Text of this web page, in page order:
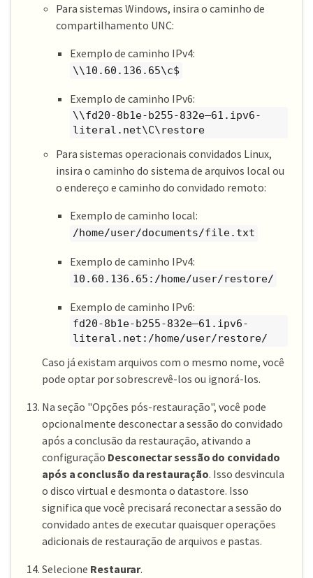
Para sistemas Windows, insira o caminho de
compartilhamento UNC:
Exemplo de caminho IPv4:
\\10.60.136.65\c$
Exemplo de caminho IPv6:
\\fd20-8b1e-b255-832e—​61.ipv6-
literal.net\C\restore
Para sistemas operacionais convidados Linux,
insira o caminho do sistema de arquivos local ou
o endereço e caminho do convidado remoto:
Exemplo de caminho local:
/home/user/documents/file.txt
Exemplo de caminho IPv4:
10.60.136.65:/home/user/restore/
Exemplo de caminho IPv6:
fd20-8b1e-b255-832e—​61.ipv6-
literal.net:/home/user/restore/
Caso já existam arquivos com o mesmo nome, você
pode optar por sobrescrevê-los ou ignorá-los.
Na seção "Opções pós-restauração", você pode
opcionalmente desconectar a sessão do convidado
após a conclusão da restauração, ativando a
configuração Desconectar sessão do convidado
após a conclusão da restauração. Isso desvincula
o disco virtual e desmonta o datastore. Isso
significa que você precisará reconectar a sessão do
convidado antes de executar quaisquer operações
adicionais de restauração de arquivos e pastas.
Selecione Restaurar.